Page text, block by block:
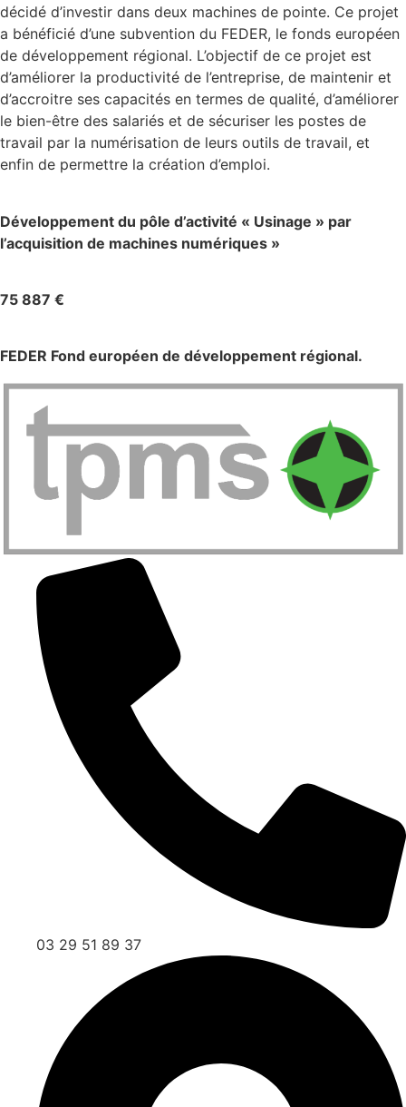
décidé d’investir dans deux machines de pointe. Ce projet
a bénéficié d’une subvention du FEDER, le fonds européen
de développement régional. L’objectif de ce projet est
d’améliorer la productivité de l’entreprise, de maintenir et
d’accroitre ses capacités en termes de qualité, d’améliorer
le bien-être des salariés et de sécuriser les postes de
travail par la numérisation de leurs outils de travail, et
enfin de permettre la création d’emploi.
Développement du pôle d’activité « Usinage » par
l’acquisition de machines numériques »
75 887 €
FEDER Fond européen de développement régional.
03 29 51 89 37